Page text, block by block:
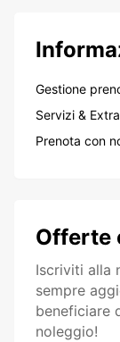
Gestione
Servizi & Extra
Prenota con
Offerte
Iscriviti alla
sempre
beneficiare
noleggio!